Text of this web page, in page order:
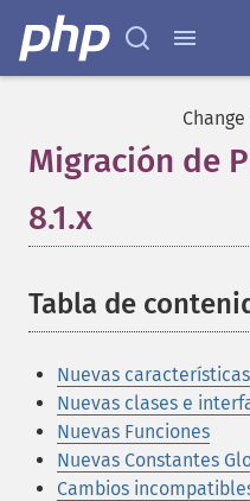
Migración de
8.1.x
Tabla de
Nuevas características
Nuevas clases e
Nuevas Funciones
Nuevas Constantes
Cambios